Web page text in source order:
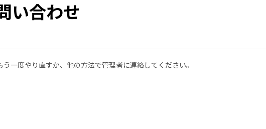
い合わせ
一度やり直すか、他の方法で管理者に連絡してください。